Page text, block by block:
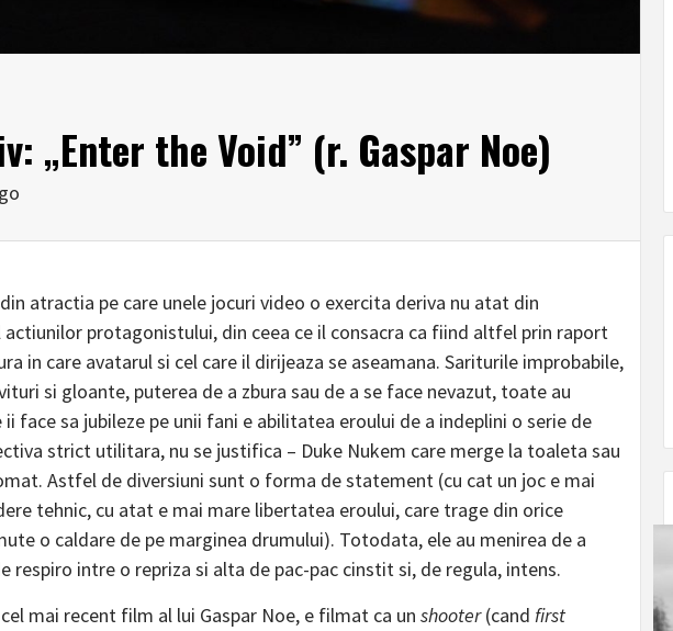
„Enter the Void” (r. Gaspar Noe)
atractia pe care unele jocuri video o exercita deriva nu atat din
protagonistului, din ceea ce il consacra ca fiind altfel prin raport
in care avatarul si cel care il dirijeaza se aseamana. Sariturile improbabile,
si gloante, puterea de a zbura sau de a se face nevazut, toate au
face sa jubileze pe unii fani e abilitatea eroului de a indeplini o serie de
strict utilitara, nu se justifica – Duke Nukem care merge la toaleta sau
Astfel de diversiuni sunt o forma de statement (cu cat un joc e mai
tehnic, cu atat e mai mare libertatea eroului, care trage din orice
o caldare de pe marginea drumului). Totodata, ele au menirea de a
respiro intre o repriza si alta de pac-pac cinstit si, de regula, intens.
mai recent film al lui Gaspar Noe, e filmat ca un shooter(cand first